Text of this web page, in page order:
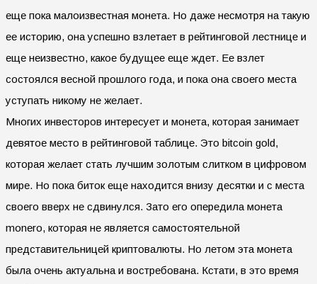
еще пока малоизвестная монета. Но даже несмотря на такую
ее историю, она успешно взлетает в рейтинговой лестнице и
еще неизвестно, какое будущее еще ждет. Ее взлет
состоялся весной прошлого года, и пока она своего места
уступать никому не желает.
Многих инвесторов интересует и монета, которая занимает
девятое место в рейтинговой таблице. Это bitcoin gold,
которая желает стать лучшим золотым слитком в цифровом
мире. Но пока биток еще находится внизу десятки и с места
своего вверх не сдвинулся. Зато его опередила монета
monero, которая не является самостоятельной
представительницей криптовалюты. Но летом эта монета
была очень актуальна и востребована. Кстати, в это время